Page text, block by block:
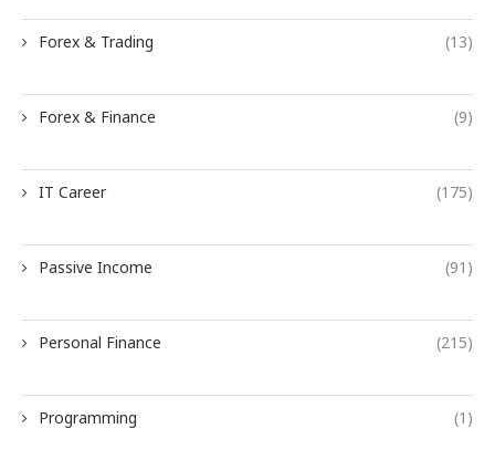
Forex & Trading (13)
Forex & Finance (9)
IT Career (175)
Passive Income (91)
Personal Finance (215)
Programming (1)